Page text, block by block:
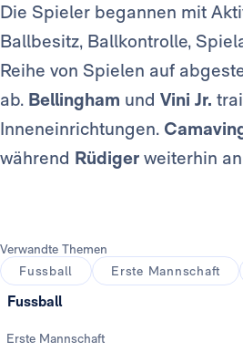
Die Spieler begannen mit
Ballbesitz, Ballkontrolle,
Reihe von Spielen auf
ab. Bellingham und Vini Jr.
Inneneinrichtungen.
während Rüdiger weiterhin
Verwandte Themen
Fussball
Erste Mannschaft
Fussball
Erste Mannschaft